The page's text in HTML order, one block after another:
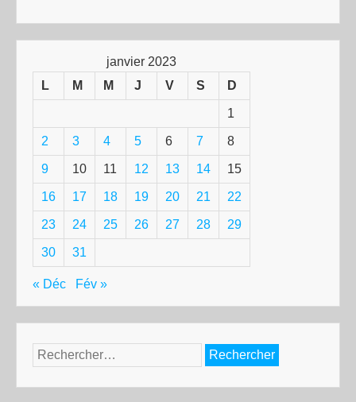
janvier 2023
L
M M J V S D
1
2 3 4 5 6 7 8
9 10 11 12 13 14 15
16 17 18 19 20 21 22
23 24 25 26 27 28 29
30 31
« Déc Fév »
Rechercher :